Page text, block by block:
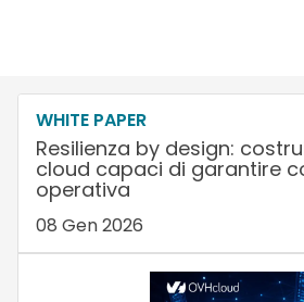
WHITE PAPER
Resilienza by design:
cloud capaci di garantire
operativa
08 Gen 2026